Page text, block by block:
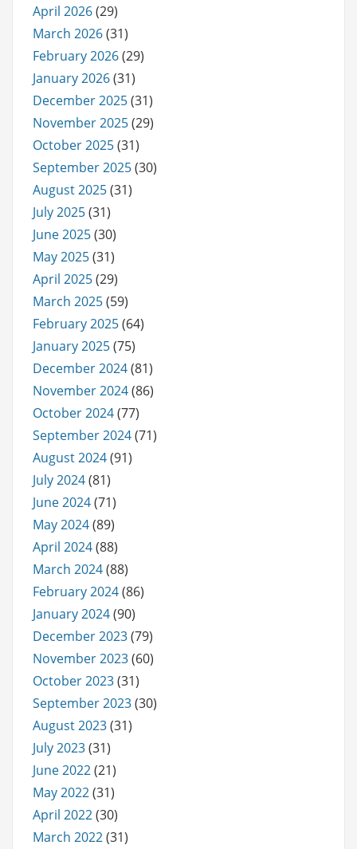
April 2026(29)
March 2026(31)
February 2026(29)
January 2026(31)
December 2025(31)
November 2025(29)
October 2025(31)
September 2025(30)
August 2025(31)
July 2025(31)
June 2025(30)
May 2025(31)
April 2025(29)
March 2025(59)
February 2025(64)
January 2025(75)
December 2024(81)
November 2024(86)
October 2024(77)
September 2024(71)
August 2024(91)
July 2024(81)
June 2024(71)
May 2024(89)
April 2024(88)
March 2024(88)
February 2024(86)
January 2024(90)
December 2023(79)
November 2023(60)
October 2023(31)
September 2023(30)
August 2023(31)
July 2023(31)
June 2022(21)
May 2022(31)
April 2022(30)
March 2022(31)